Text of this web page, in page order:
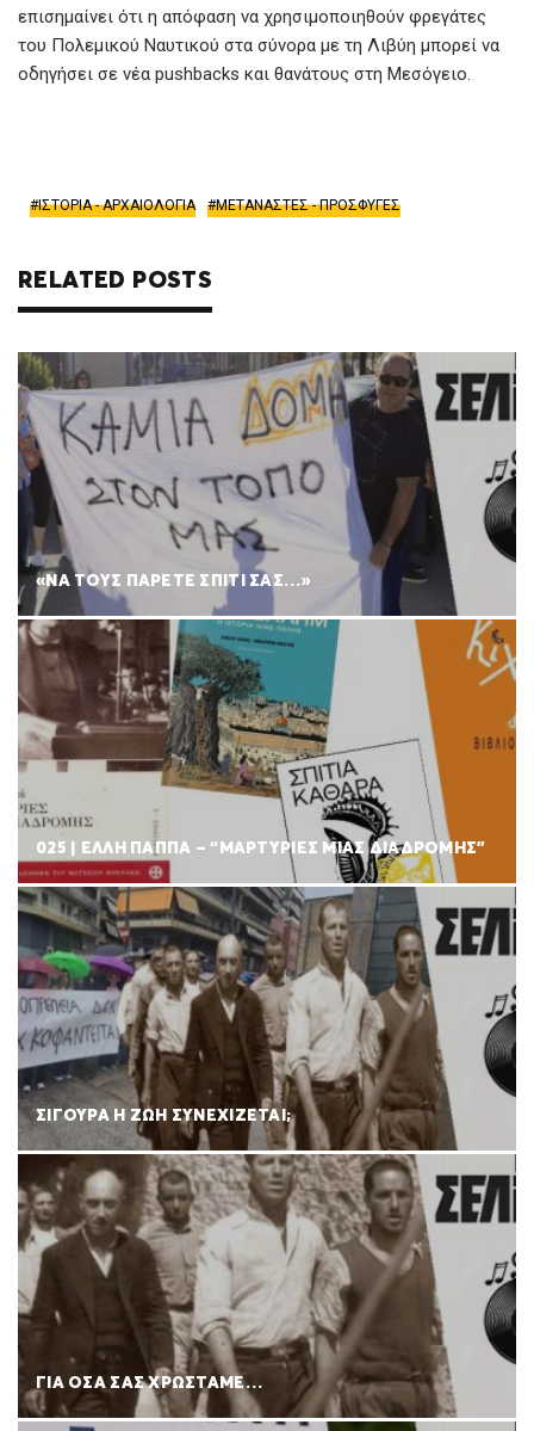
επισημαίνει ότι η απόφαση να χρησιμοποιηθούν φρεγάτες
του Πολεμικού Ναυτικού στα σύνορα με τη Λιβύη μπορεί να
οδηγήσει σε νέα pushbacks και θανάτους στη Μεσόγειο.
ΙΣΤΟΡΙΑ - ΑΡΧΑΙΟΛΟΓΙΑ ΜΕΤΑΝΑΣΤΕΣ - ΠΡΟΣΦΥΓΕΣ
RELATED POSTS
«ΝΑ ΤΟΥΣ ΠΑΡΕΤΕ ΣΠΙΤΙ ΣΑΣ…»
025 | ΕΛΛΗ ΠΑΠΠΑ – “ΜΑΡΤΥΡΙΕΣ ΜΙΑΣ ΔΙΑΔΡΟΜΗΣ”
ΣΙΓΟΥΡΑ Η ΖΩΗ ΣΥΝΕΧΙΖΕΤΑΙ;
ΓΙΑ ΟΣΑ ΣΑΣ ΧΡΩΣΤΑΜΕ…